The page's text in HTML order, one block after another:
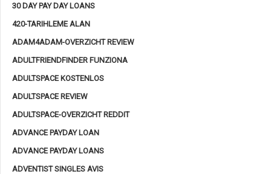
30 DAY PAY DAY LOANS
420-TARIHLEME ALAN
ADAM4ADAM-OVERZICHT REVIEW
ADULTFRIENDFINDER FUNZIONA
ADULTSPACE KOSTENLOS
ADULTSPACE REVIEW
ADULTSPACE-OVERZICHT REDDIT
ADVANCE PAYDAY LOAN
ADVANCE PAYDAY LOANS
ADVENTIST SINGLES AVIS